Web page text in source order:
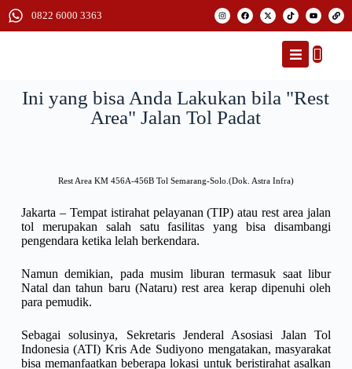
0822 6000 3363
Ini yang bisa Anda Lakukan bila "Rest
Area" Jalan Tol Padat
Rest Area KM 456A-456B Tol Semarang-Solo.(Dok. Astra Infra)
Jakarta – Tempat istirahat pelayanan (TIP) atau rest area jalan
tol merupakan salah satu fasilitas yang bisa disambangi
pengendara ketika lelah berkendara.
Namun demikian, pada musim liburan termasuk saat libur
Natal dan tahun baru (Nataru) rest area kerap dipenuhi oleh
para pemudik.
Sebagai solusinya, Sekretaris Jenderal Asosiasi Jalan Tol
Indonesia (ATI) Kris Ade Sudiyono mengatakan, masyarakat
bisa memanfaatkan beberapa lokasi untuk beristirahat asalkan